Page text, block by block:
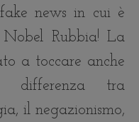
fake news in cui è
Rubbia! La
a toccare anche
tra
il negazionismo,